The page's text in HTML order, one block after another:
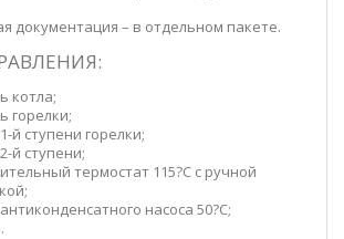
документация – в отдельном пакете.
котла;
горелки;
й ступени горелки;
й ступени;
термостат 115?С с ручной
насоса 50?С;